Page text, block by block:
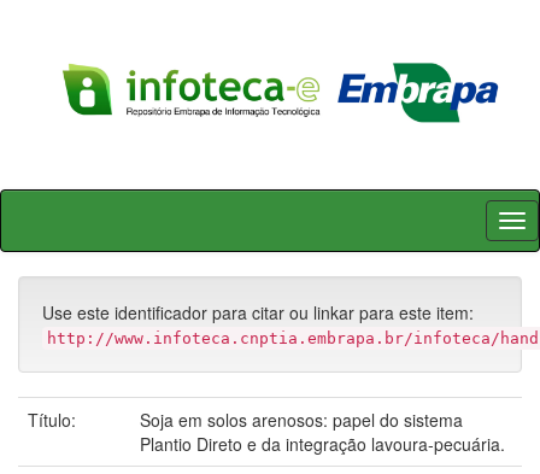
Skip
Use este identificador para citar ou linkar para este item:
http://www.infoteca.cnptia.embrapa.br/infoteca/
Título:
Soja em solos arenosos: papel do sistema
Plantio Direto e da integração lavoura-pecuária.